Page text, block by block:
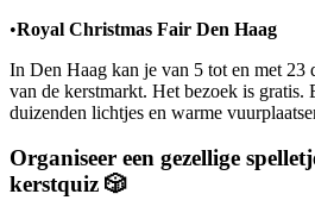
•Royal Christmas Fair Den Haag
In Den Haag kan je van 5 tot en met 23
van de kerstmarkt. Het bezoek is gratis.
duizenden lichtjes en warme
Organiseer een gezellige
kerstquiz 🎲